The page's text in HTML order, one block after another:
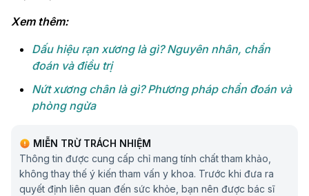
Xem thêm:
Dấu hiệu rạn xương là gì? Nguyên nhân, chẩn
đoán và điều trị
Nứt xương chân là gì? Phương pháp chẩn đoán và
phòng ngừa
MIỄN TRỪ TRÁCH NHIỆM
Thông tin được cung cấp chỉ mang tính chất tham khảo,
không thay thế ý kiến tham vấn y khoa. Trước khi đưa ra
quyết định liên quan đến sức khỏe, bạn nên được bác sĩ